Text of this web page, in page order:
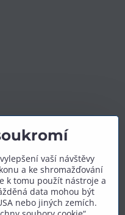
vaší návštěvy
a ke shromažďování
k tomu použít nástroje a
data mohou být
nebo jiných zemích.